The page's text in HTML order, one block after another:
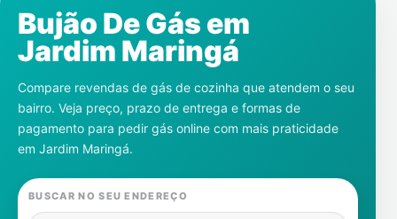
Revendedor
Notícias
Cadastre-se
Gás
Bujão De Gás em
Jardim Maringá
Compare revendas de gás de cozinha que atendem o seu
bairro. Veja preço, prazo de entrega e formas de
pagamento para pedir gás online com mais praticidade
em Jardim Maringá.
BUSCAR NO SEU ENDEREÇO